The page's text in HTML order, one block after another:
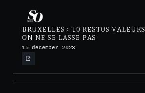
BRUXELLES : 10 RESTOS
ON NE SE LASSE PAS
15 december 2023